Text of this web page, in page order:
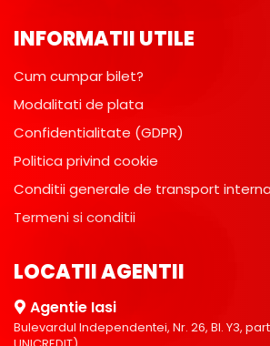
INFORMATII UTILE
Cum cumpar bilet?
Modalitati de plata
Confidentialitate (GDPR)
Politica privind cookie
Conditii generale de transport
Termeni si conditii
LOCATII AGENTII
Agentie Iasi
Bulevardul Independentei, Nr. 26, Bl. Y3,